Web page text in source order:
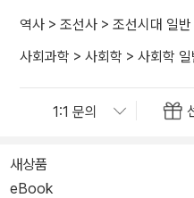
역사 > 조선사 > 조선시대 일반
사회과학 > 사회학 > 사회학 일
새상품
eBook